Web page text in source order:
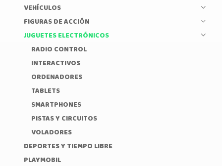
VEHÍCULOS
FIGURAS DE ACCIÓN
JUGUETES ELECTRÓNICOS
RADIO CONTROL
INTERACTIVOS
ORDENADORES
TABLETS
SMARTPHONES
PISTAS Y CIRCUITOS
VOLADORES
DEPORTES Y TIEMPO LIBRE
PLAYMOBIL